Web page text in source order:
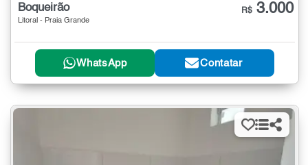
Boqueirão
Litoral - Praia Grande
R$ 3.000
WhatsApp Contatar